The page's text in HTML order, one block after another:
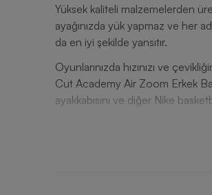
Yüksek kaliteli malzemelerden
ayağınızda yük yapmaz ve her
da en iyi şekilde yansıtır.
Oyunlarınızda hızınızı ve
Cut Academy Air Zoom Erkek
ayakkabısını ve diğer Nike